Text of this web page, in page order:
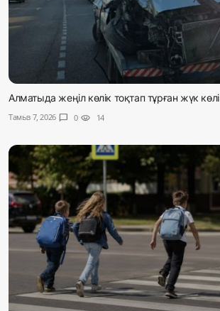
Алматыда жеңіл көлік тоқтап тұрған жүк
Тамыз 7, 2026 chat_bubble 0 visibility 14